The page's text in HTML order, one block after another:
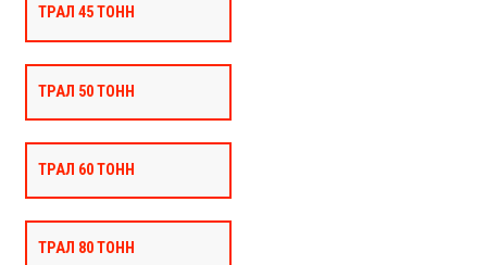
ТРАЛ 45 ТОНН
ТРАЛ 50 ТОНН
ТРАЛ 60 ТОНН
ТРАЛ 80 ТОНН